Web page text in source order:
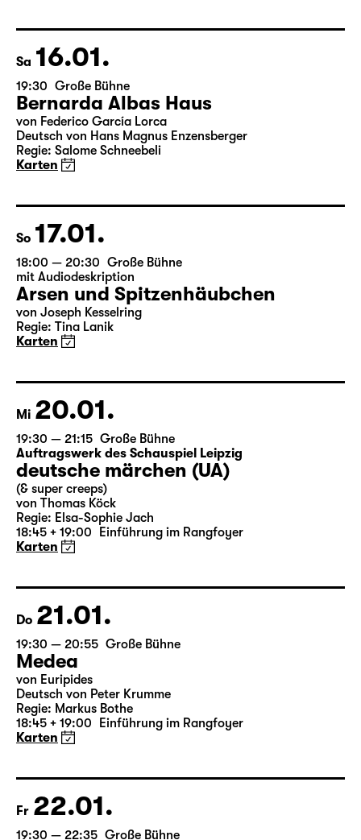
18:45 + 19:00 Einführung im Rangfoyer
Karten
Sa 16.01.
19:30 Große Bühne
Bernarda Albas Haus
Regie: Salome Schneebeli
Karten
So 17.01.
18:00 — 20:30 Große Bühne
mit Audiodeskription
Arsen und Spitzenhäubchen
Regie: Tina Lanik
Karten
Mi 20.01.
19:30 — 21:15 Große Bühne
Auftragswerk des Schauspiel Leipzig
deutsche märchen (UA)
(& super creeps)
18:45 + 19:00 Einführung im Rangfoyer
Karten
Do 21.01.
19:30 — 20:55 Große Bühne
Medea
von Euripides
18:45 + 19:00 Einführung im Rangfoyer
Karten